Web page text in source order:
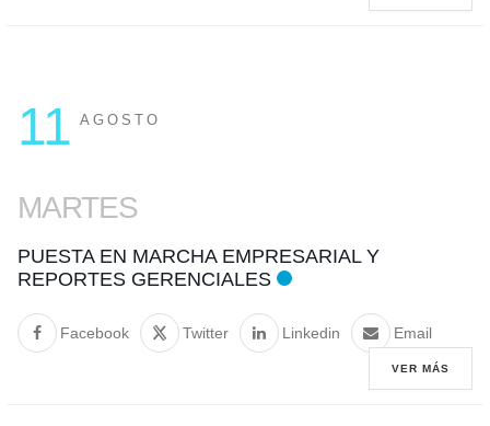
11 AGOSTO
MARTES
PUESTA EN MARCHA EMPRESARIAL Y
REPORTES GERENCIALES
Facebook Twitter Linkedin Email
VER MÁS